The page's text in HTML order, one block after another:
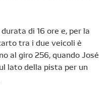
di 16 ore e, per la
tra i due veicoli è
al giro 256, quando José
lato della pista per un